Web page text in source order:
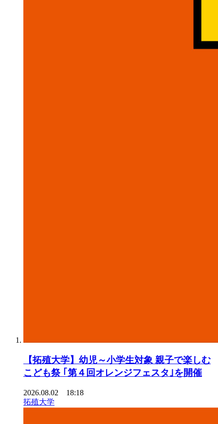
【拓殖大学】幼児～小学生対象 親子で楽しむ
こども祭 ｢第４回オレンジフェスタ｣を開催
2026.08.02 18:18
拓殖大学